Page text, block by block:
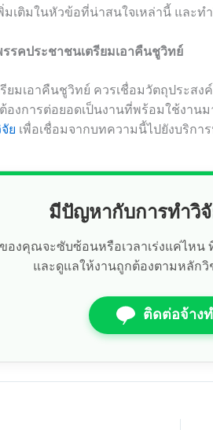
มเติมในหัวข้อที่น่าสนใจเหล่านี้ และท
รคประชาชนเตรียมเอาคืนชูวิทย์
ยมเอาคืนชูวิทย์ ควรเชื่อมวัตถุประสง
องการต่อยอดเป็นงานที่พร้อมใช้งาน
ย เพื่อเชื่อมจากบทความนี้ไปยังบริกา
มีปัญหากับการทำวิ
องคุณจะซับซ้อนหรือเวลาเร่งแค่ไห
และดูแลให้งานถูกต้องตามหลัก
ติดต่อจ้าง